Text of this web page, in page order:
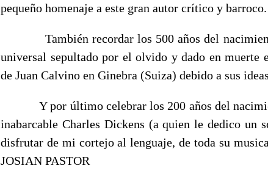
pequeño homenaje a este gran autor crítico y barroco.
También recordar los 500 años del
universal sepultado por el olvido y dado en muerte
de Juan Calvino en Ginebra (Suiza) debido a sus
Y por último celebrar los 200 años del
inabarcable Charles Dickens (a quien le dedico un
disfrutar de mi cortejo al lenguaje, de toda su
JOSIAN PASTOR